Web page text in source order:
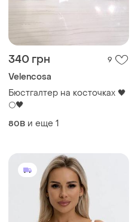
340 грн 9
Velencosa
Бюстгалтер на косточках 🖤
🌕🖤
80B и еще 1